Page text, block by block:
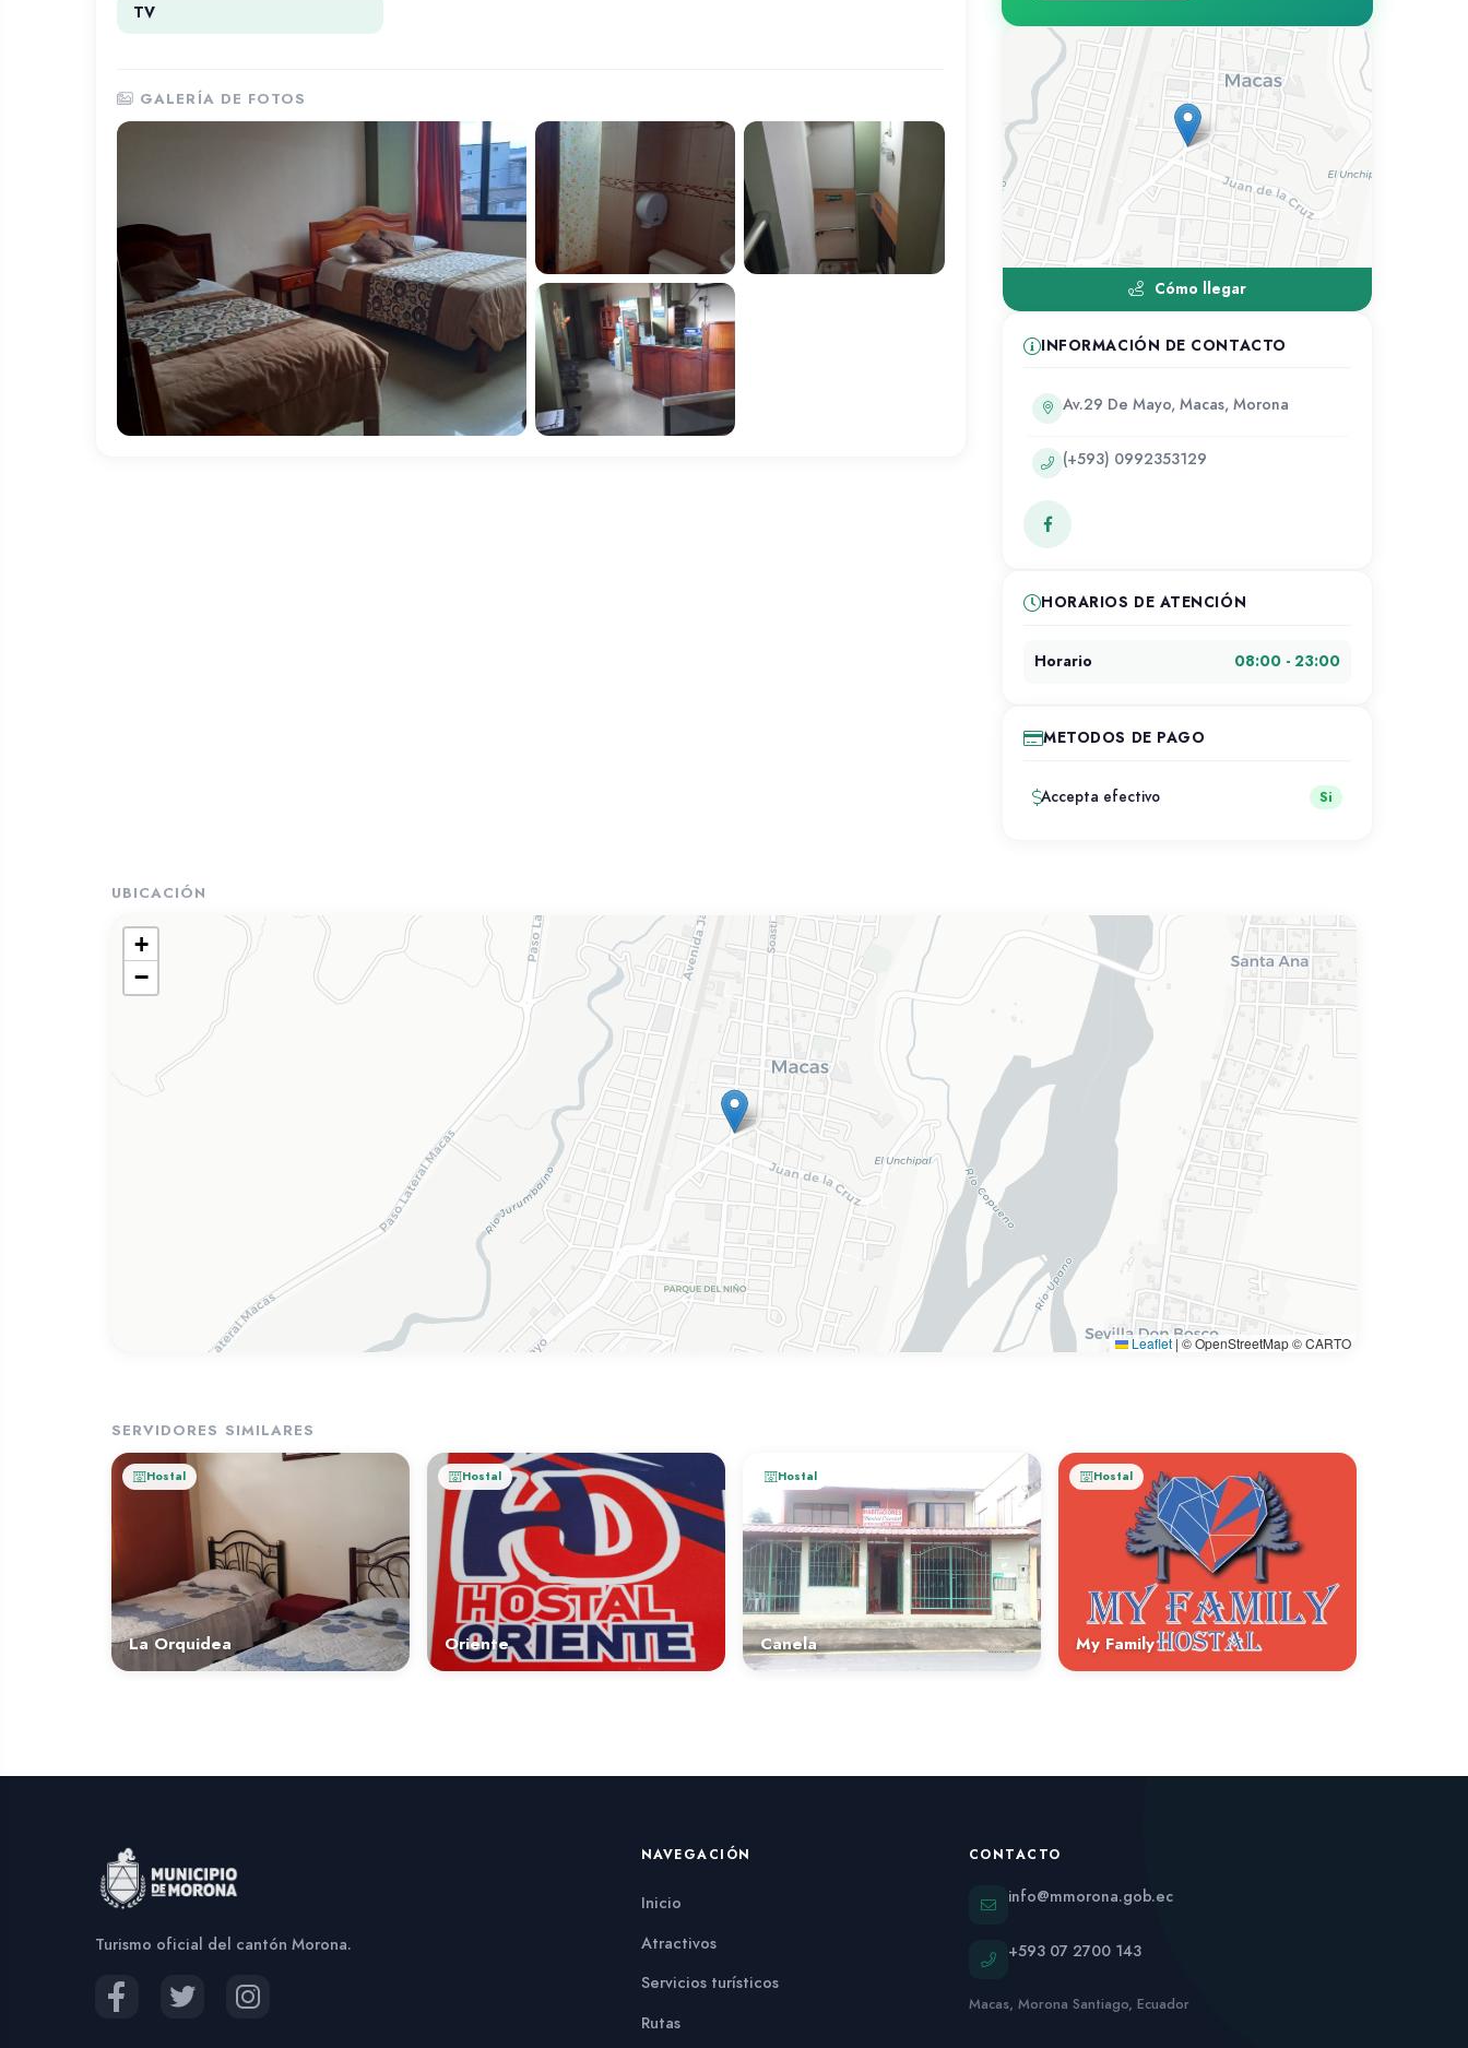
TV
GALERÍA DE FOTOS
Cómo llegar
INFORMACIÓN DE CONTACTO
Av.29 De Mayo, Macas, Morona
(+593) 0992353129
HORARIOS DE ATENCIÓN
Horario 08:00 - 23:00
METODOS DE PAGO
Accepta efectivo Si
UBICACIÓN
+
−
Leaflet | © OpenStreetMap © CARTO
SERVIDORES SIMILARES
Hostal
La Orquidea
Hostal
Oriente
Hostal
Canela
Hostal
My Family
Turismo oficial del cantón Morona.
NAVEGACIÓN
Inicio
Atractivos
Servicios turísticos
Rutas
CONTACTO
info@mmorona.gob.ec
+593 07 2700 143
Macas, Morona Santiago, Ecuador